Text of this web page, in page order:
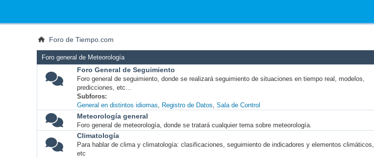
Foro de Tiempo.com
Foro general de Meteorología
Foro General de Seguimiento
Foro general de seguimiento, donde se realizará seguimiento de situaciones en tiempo real, modelos,
predicciones, etc...
Subforos
General en distintos idiomas
Registro de Datos Sala de Control
Meteorología general
Foro general de meteorología, donde se tratará cualquier tema sobre meteorología.
Climatología
Para hablar de clima y climatología: clasificaciones, seguimiento de indicadores y elementos climáticos,
etc